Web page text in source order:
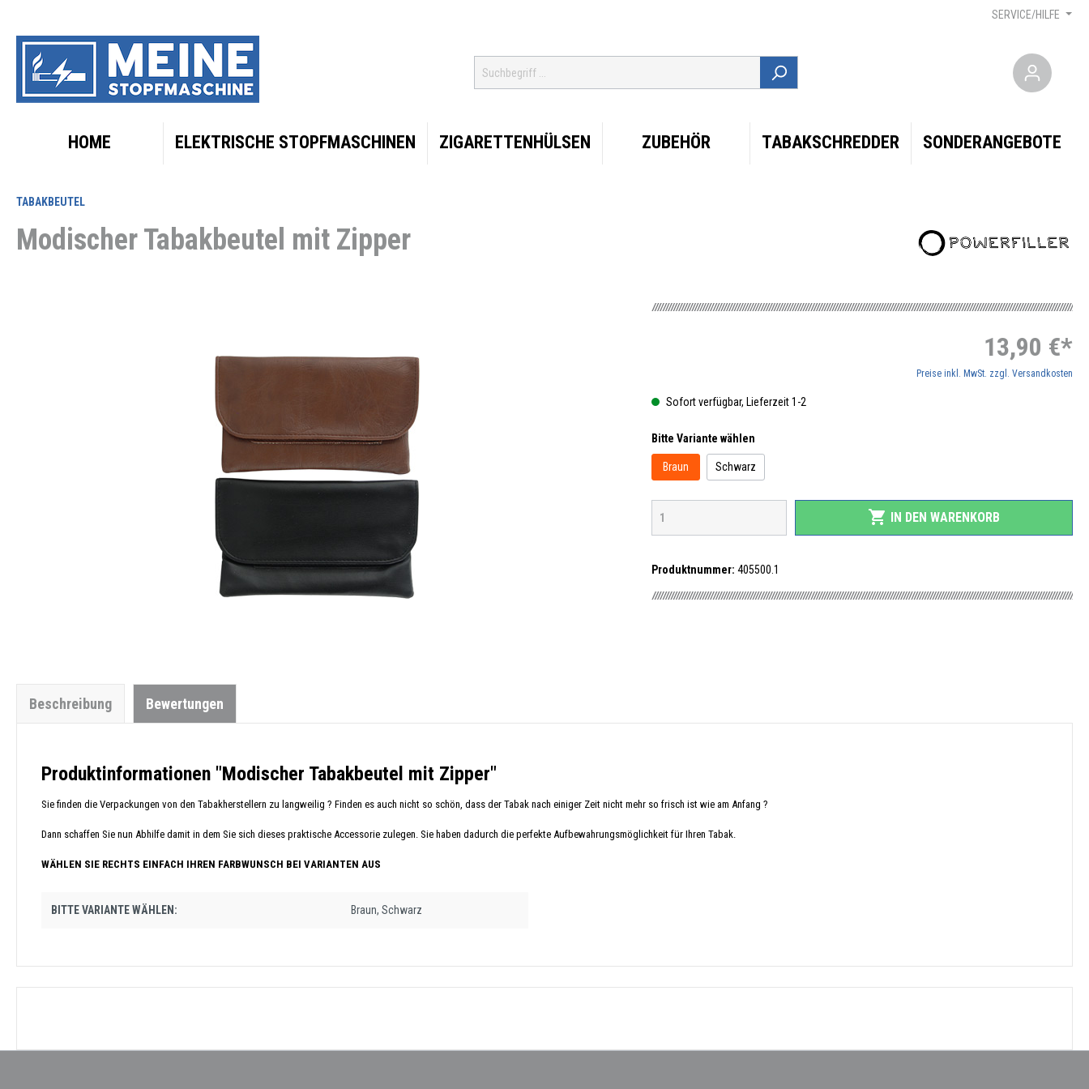
SERVICE/HILFE
HOME ELEKTRISCHE STOPFMASCHINEN ZIGARETTENHÜLSEN ZUBEHÖR TABAKSCHREDDER SONDERANGEBOTE
TABAKBEUTEL
Modischer Tabakbeutel mit Zipper
13,90 €*
Preise inkl. MwSt. zzgl. Versandkosten
Sofort verfügbar, Lieferzeit 1-2
Bitte Variante wählen
Braun Schwarz
shopping_cart IN DEN WARENKORB
Produktnummer: 405500.1
Beschreibung Bewertungen
Produktinformationen "Modischer Tabakbeutel mit Zipper"
Sie finden die Verpackungen von den Tabakherstellern zu langweilig ? Finden es auch nicht so schön, dass der Tabak nach einiger Zeit nicht mehr so frisch ist wie am Anfang ?
Dann schaffen Sie nun Abhilfe damit in dem Sie sich dieses praktische Accessorie zulegen. Sie haben dadurch die perfekte Aufbewahrungsmöglichkeit für Ihren Tabak.
WÄHLEN SIE RECHTS EINFACH IHREN FARBWUNSCH BEI VARIANTEN AUS
BITTE VARIANTE WÄHLEN: Braun, Schwarz